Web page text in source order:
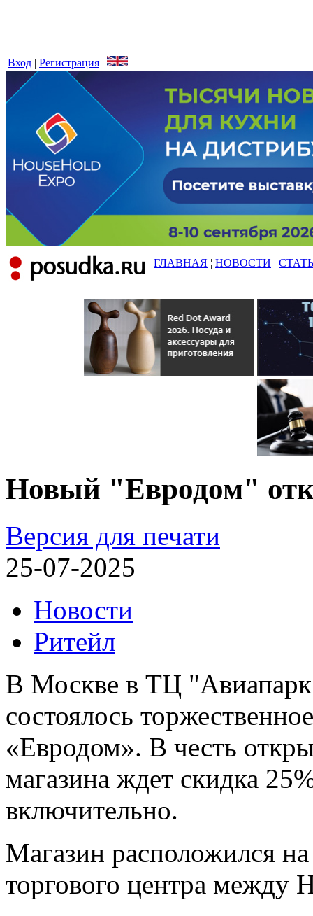
Вход | Регистрация |
ГЛАВНАЯ ¦ НОВОСТИ ¦
Новый "Евродом"
Версия для печати
25-07-2025
Новости
Ритейл
В Москве в ТЦ
состоялось
«Евродом». В честь
магазина ждет скидка
включительно.
Магазин расположился
торгового центра между